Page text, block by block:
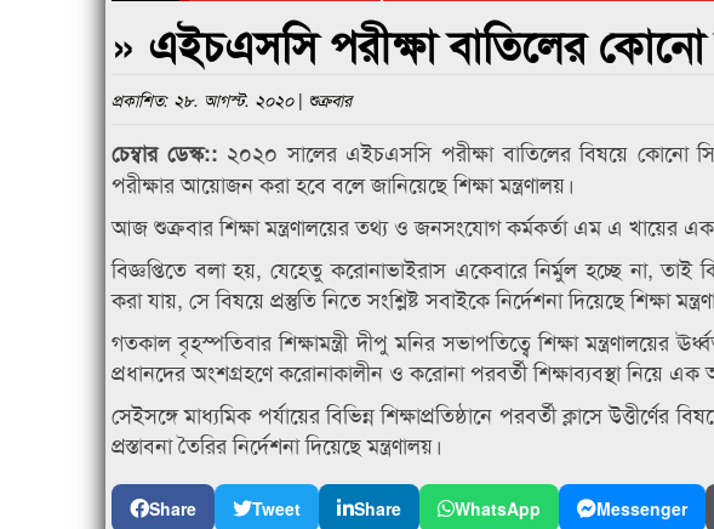
কানাইঘাটে আলোচনা সভা ও সম্মাননা প্রদান
কানাইঘাটের কিশোর আহাদের খুনি সায়েমের
» এইচএসসি পরীক্ষা বাতিলের কোনো
প্রকাশিত: ২৮. আগস্ট. ২০২০ | শুক্রবার
চেম্বার ডেস্ক:: ২০২০ সালের এইচএসসি পরীক্ষা বাতিলের বিষয়ে কোনো
পরীক্ষার আয়োজন করা হবে বলে জানিয়েছে শিক্ষা মন্ত্রণালয়।
আজ শুক্রবার শিক্ষা মন্ত্রণালয়ের তথ্য ও জনসংযোগ কর্মকর্তা এম এ খায়ের এক
বিজ্ঞপ্তিতে বলা হয়, যেহেতু করোনাভাইরাস একেবারে নির্মুল হচ্ছে না, তাই
করা যায়, সে বিষয়ে প্রস্তুতি নিতে সংশ্লিষ্ট সবাইকে নির্দেশনা দিয়েছে শিক্ষা
গতকাল বৃহস্পতিবার শিক্ষামন্ত্রী দীপু মনির সভাপতিত্বে শিক্ষা মন্ত্রণালয়ের
প্রধানদের অংশগ্রহণে করোনাকালীন ও করোনা পরবর্তী শিক্ষাব্যবস্থা নিয়ে
সেইসঙ্গে মাধ্যমিক পর্যায়ের বিভিন্ন শিক্ষাপ্রতিষ্ঠানে পরবর্তী ক্লাসে
প্রস্তাবনা তৈরির নির্দেশনা দিয়েছে মন্ত্রণালয়।
Share Tweet Share WhatsApp Messenger